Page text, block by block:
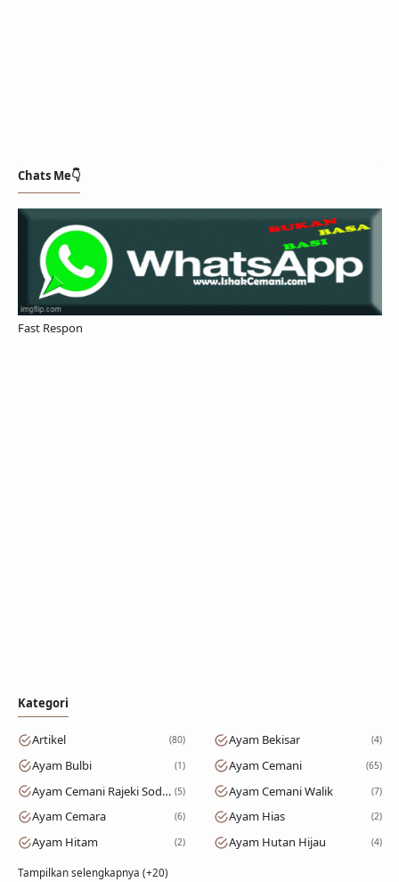
Chats Me👇
Fast Respon
Kategori
Artikel 80 Ayam Bekisar 4
Ayam Bulbi 1 Ayam Cemani 65
Ayam Cemani Rajeki Sodomoro 5 Ayam Cemani Walik 7
Ayam Cemara 6 Ayam Hias 2
Ayam Hitam 2 Ayam Hutan Hijau 4
Tampilkan selengkapnya (+20)